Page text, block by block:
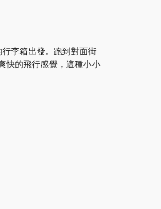
李箱出發。跑到對面街
快的飛行感覺，這種小小